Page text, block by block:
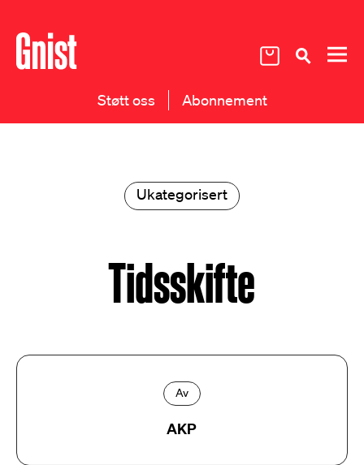
Støtt oss Abonnement
Ukategorisert
Tidsskifte
Av
AKP